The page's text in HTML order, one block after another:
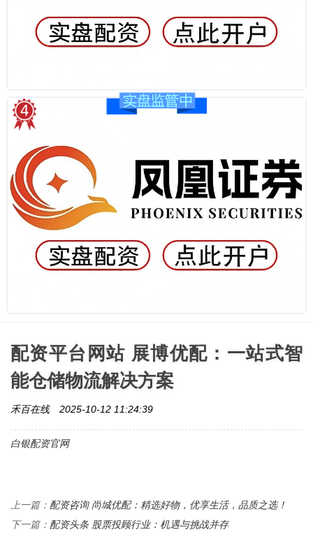
配资平台网站 展博优配：一站式智
能仓储物流解决方案
禾百在线 2025-10-12 11:24:39
白银配资官网
上一篇： 配资咨询 尚城优配：精选好物，优享生活，品质之选！
下一篇： 配资头条 股票投顾行业：机遇与挑战并存